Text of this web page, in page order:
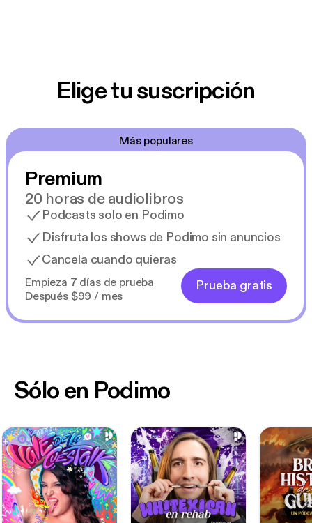
Elige tu suscripción
Más populares
Premium
20 horas de audiolibros
Podcasts solo en Podimo
Disfruta los shows de Podimo sin anuncios
Cancela cuando quieras
Empieza 7 días de prueba
Después $99 / mes
Prueba gratis
Sólo en Podimo